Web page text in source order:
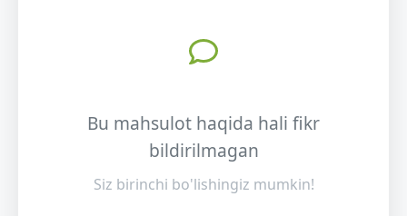
Bu mahsulot haqida hali fikr
bildirilmagan
Siz birinchi bo'lishingiz mumkin!